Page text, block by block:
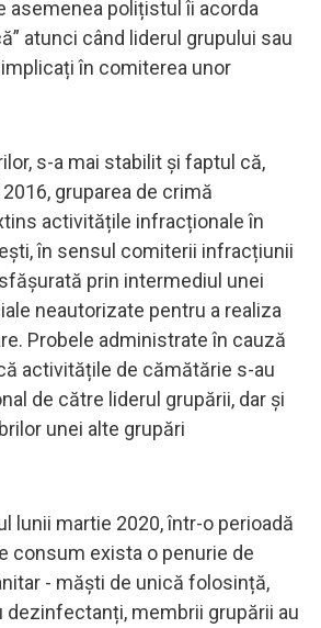
asemenea polițistul îi acorda
atunci când liderul grupului sau
în comiterea unor
s-a mai stabilit și faptul că,
gruparea de crimă
activitățile infracționale în
în sensul comiterii infracțiunii
prin intermediul unei
neautorizate pentru a realiza
Probele administrate în cauză
activitățile de cămătărie s-au
de către liderul grupării, dar și
unei alte grupări
lunii martie 2020, într-o perioadă
consum exista o penurie de
- măști de unică folosință,
dezinfectanți, membrii grupării au